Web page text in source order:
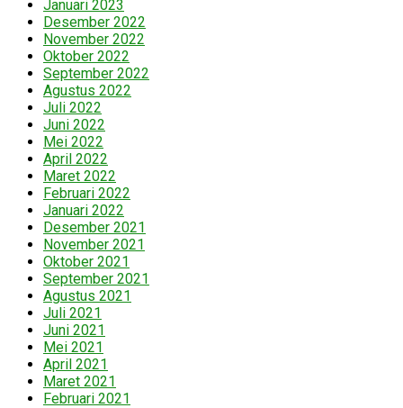
Januari 2023
Desember 2022
November 2022
Oktober 2022
September 2022
Agustus 2022
Juli 2022
Juni 2022
Mei 2022
April 2022
Maret 2022
Februari 2022
Januari 2022
Desember 2021
November 2021
Oktober 2021
September 2021
Agustus 2021
Juli 2021
Juni 2021
Mei 2021
April 2021
Maret 2021
Februari 2021